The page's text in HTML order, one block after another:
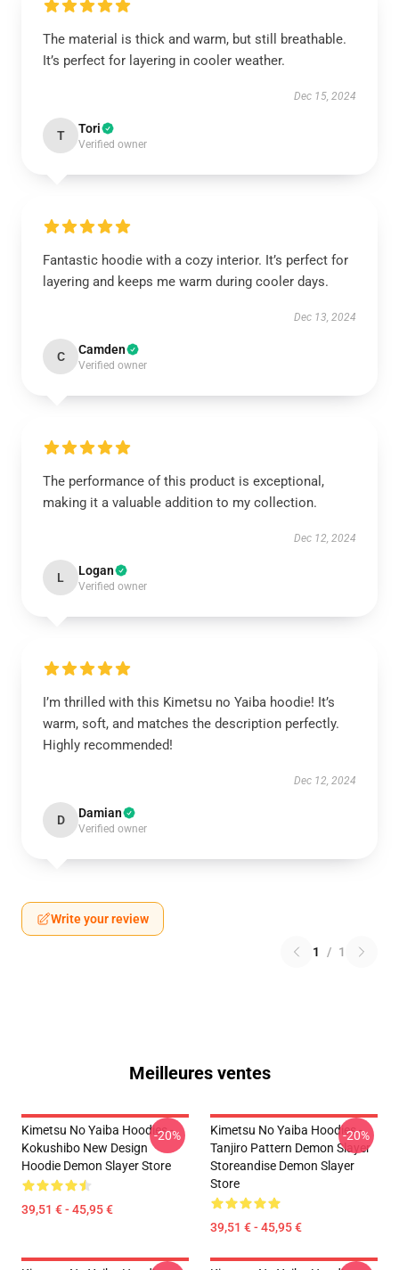
The material is thick and warm, but still breathable.
It’s perfect for layering in cooler weather.
Dec 15, 2024
T Tori
Verified owner
Fantastic hoodie with a cozy interior. It’s perfect for
layering and keeps me warm during cooler days.
Dec 13, 2024
C Camden
Verified owner
The performance of this product is exceptional,
making it a valuable addition to my collection.
Dec 12, 2024
L Logan
Verified owner
I’m thrilled with this Kimetsu no Yaiba hoodie! It’s
warm, soft, and matches the description perfectly.
Highly recommended!
Dec 12, 2024
D Damian
Verified owner
Write your review
1 / 1
Meilleures ventes
Kimetsu No Yaiba Hoodies -
Kokushibo New Design
Hoodie Demon Slayer Store
39,51 € - 45,95 €
-20%
Kimetsu No Yaiba Hoodies -
Tanjiro Pattern Demon Slayer
Storeandise Demon Slayer
Store
39,51 € - 45,95 €
-20%